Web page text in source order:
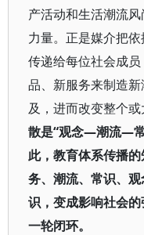
产活动和生活潮流
力量。正是媒介把
传递给每位社会成
品、新服务来制造
及，进而改变整个或
散是“观念—潮流—
此，教育体系传播
务、潮流、常识、
识，变成影响社会
一轮闭环。